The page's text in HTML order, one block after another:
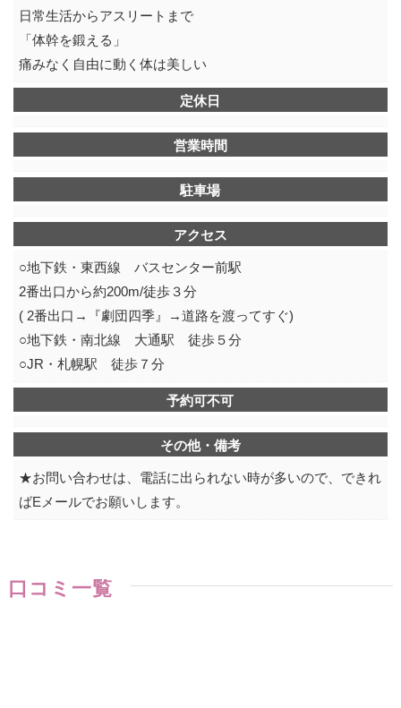
日常生活からアスリートまで
「体幹を鍛える」
痛みなく自由に動く体は美しい
定休日
営業時間
駐車場
アクセス
○地下鉄・東西線 バスセンター前駅
2番出口から約200m/徒歩３分
( 2番出口→『劇団四季』→道路を渡ってすぐ)
○地下鉄・南北線 大通駅 徒歩５分
○JR・札幌駅 徒歩７分
予約可不可
その他・備考
★お問い合わせは、電話に出られない時が多いので、できれ
ばEメールでお願いします。
口コミ一覧